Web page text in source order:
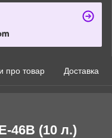
про товар Доставка
46В (10 л.)